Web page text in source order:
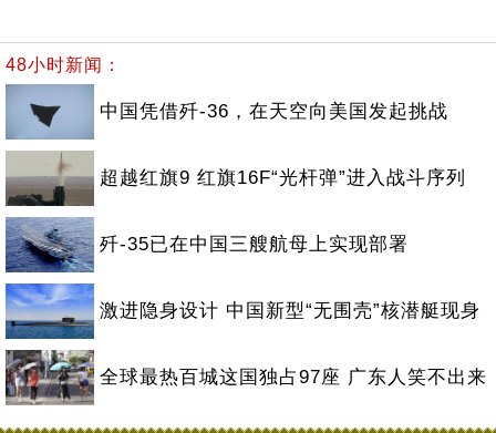
48小时新闻：
中国凭借歼-36，在天空向美国发起挑战
超越红旗9 红旗16F“光杆弹”进入战斗序列
歼-35已在中国三艘航母上实现部署
激进隐身设计 中国新型“无围壳”核潜艇现身
全球最热百城这国独占97座 广东人笑不出来